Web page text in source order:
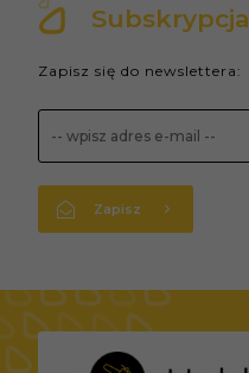
Subskrypcja
Zapisz się do newslettera:
Zapisz